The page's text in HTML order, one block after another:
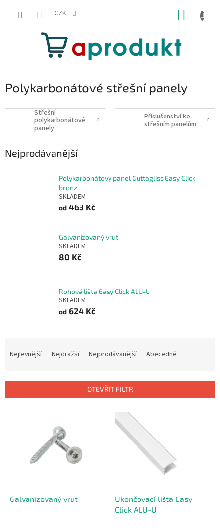
CZK
Polykarbonátové střešní panely
Střešní
polykarbonátové
panely
Příslušenství ke
střešním panelům
Nejprodávanější
Polykarbonátový panel Guttagliss Easy Click -
bronz
SKLADEM
od 463 Kč
Galvanizovaný vrut
SKLADEM
80 Kč
Rohová lišta Easy Click ALU-L
SKLADEM
od 624 Kč
í
Nejlevnější Nejdražší Nejprodávanější Abecedně
OTEVŘÍT FILTR
Galvanizovaný vrut
Ukončovací lišta Easy
Click ALU-U